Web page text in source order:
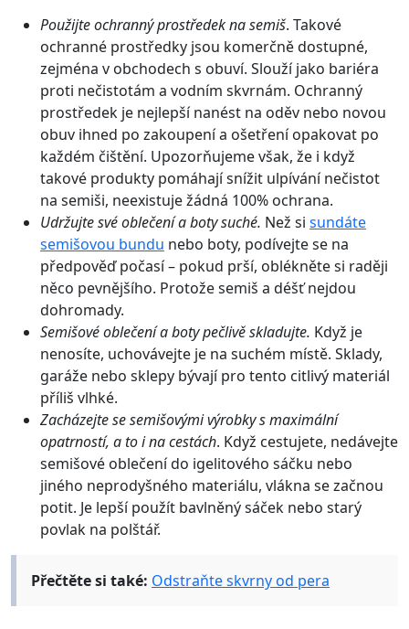
Použijte ochranný prostředek na semiš. Takové
ochranné prostředky jsou komerčně dostupné,
zejména v obchodech s obuví. Slouží jako bariéra
proti nečistotám a vodním skvrnám. Ochranný
prostředek je nejlepší nanést na oděv nebo novou
obuv ihned po zakoupení a ošetření opakovat po
každém čištění. Upozorňujeme však, že i když
takové produkty pomáhají snížit ulpívání nečistot
na semiši, neexistuje žádná 100% ochrana.
Udržujte své oblečení a boty suché. Než si sundáte
semišovou bundu nebo boty, podívejte se na
předpověď počasí – pokud prší, oblékněte si raději
něco pevnějšího. Protože semiš a déšť nejdou
dohromady.
Semišové oblečení a boty pečlivě skladujte. Když je
nenosíte, uchovávejte je na suchém místě. Sklady,
garáže nebo sklepy bývají pro tento citlivý materiál
příliš vlhké.
Zacházejte se semišovými výrobkys maximální
opatrností, ato ina cestách. Když cestujete, nedávejte
semišové oblečení do igelitového sáčku nebo
jiného neprodyšného materiálu, vlákna se začnou
potit. Je lepší použít bavlněný sáček nebo starý
povlak na polštář.
Přečtěte si také: Odstraňte skvrny od pera